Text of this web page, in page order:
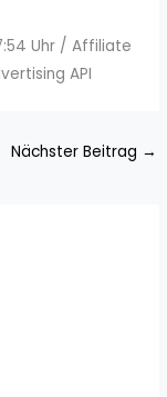
Uhr / Affiliate
API
Nächster Beitrag →